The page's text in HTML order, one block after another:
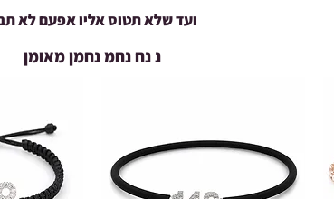
ועד שלא תטוס אליו אפעם לא
נ נח נחמ נחמן מאומן